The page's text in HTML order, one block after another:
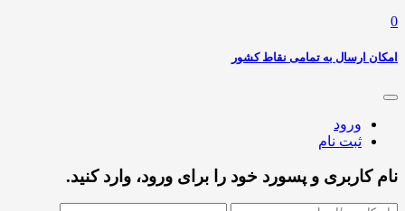
0
امکان ارسال به تمامی نقاط کشور
ورود
ثبت نام
نام کاربری و پسورد خود را برای ورود، وارد کنید.